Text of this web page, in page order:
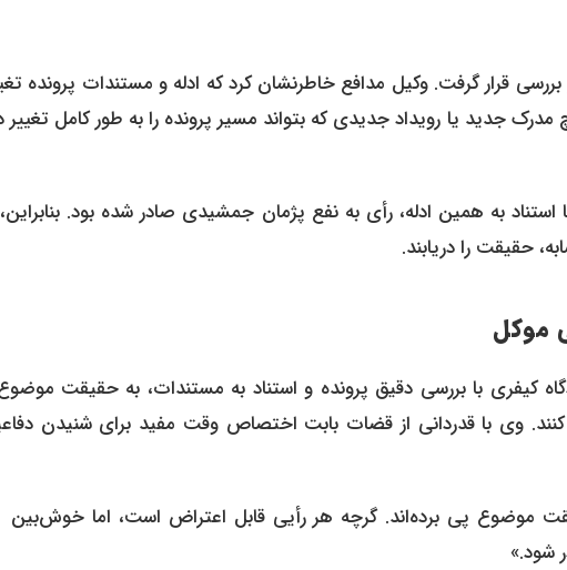
مورد استعلام و بررسی قرار گرفت. وکیل مدافع خاطرنشان کرد که ادله و مستندات پرونده
جدید یا رویداد جدیدی که بتواند مسیر پرونده را به طور کامل تغییر
به همین ادله، رأی به نفع پژمان جمشیدی صادر شده بود.
حقیقت را دریابند.
موکل
کیفری با بررسی دقیق پرونده و استناد به مستندات، به حقیقت
وی با قدردانی از قضات بابت اختصاص وقت مفید برای شنیدن
موضوع پی برده‌اند. گرچه هر رأیی قابل اعتراض است، اما خوش‌بین
شود.»